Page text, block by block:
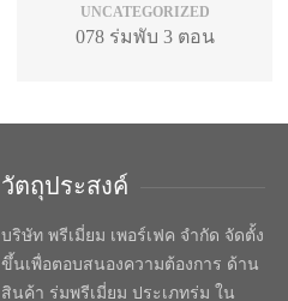
UNCATEGORIZED
078 ร่มพับ 3 ตอน
วัตถุประสงค์
บริษัท พรีเมี่ยม เพอร์เฟค จำกัด จัดตั้ง
ขึ้นเพื่อตอบสนองความต้องการ ด้าน
สินค้า ร่มพรีเมี่ยม ประเภทร่ม ใน